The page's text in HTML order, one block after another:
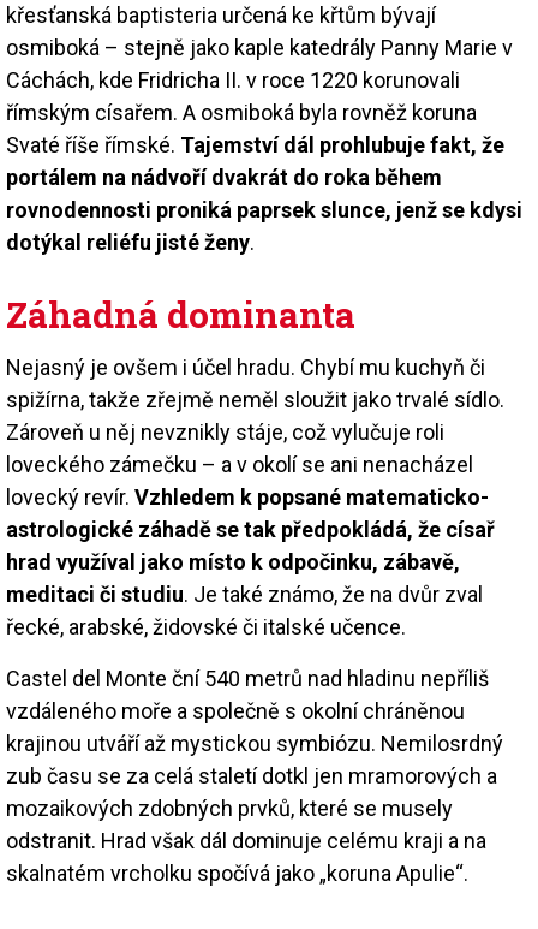
křesťanská baptisteria určená ke křtům bývají
osmiboká – stejně jako kaple katedrály Panny Marie v
Cáchách, kde Fridricha II. v roce 1220 korunovali
římským císařem. A osmiboká byla rovněž koruna
Svaté říše římské. Tajemství dál prohlubuje fakt, že
portálem na nádvoří dvakrát do roka během
rovnodennosti proniká paprsek slunce, jenž se kdysi
dotýkal reliéfu jisté ženy.
Záhadná dominanta
Nejasný je ovšem i účel hradu. Chybí mu kuchyň či
spižírna, takže zřejmě neměl sloužit jako trvalé sídlo.
Zároveň u něj nevznikly stáje, což vylučuje roli
loveckého zámečku – a v okolí se ani nenacházel
lovecký revír. Vzhledem k popsané matematicko-
astrologické záhadě se tak předpokládá, že císař
hrad využíval jako místo k odpočinku, zábavě,
meditaci či studiu. Je také známo, že na dvůr zval
řecké, arabské, židovské či italské učence.
Castel del Monte ční 540 metrů nad hladinu nepříliš
vzdáleného moře a společně s okolní chráněnou
krajinou utváří až mystickou symbiózu. Nemilosrdný
zub času se za celá staletí dotkl jen mramorových a
mozaikových zdobných prvků, které se musely
odstranit. Hrad však dál dominuje celému kraji a na
skalnatém vrcholku spočívá jako „koruna Apulie“.